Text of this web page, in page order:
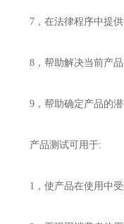
7，在法律程序中提供
8，帮助解决当前产品
9，帮助确定产品的潜
产品测试可用于:
1，使产品在使用中受